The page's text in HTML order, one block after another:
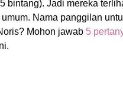
bintang). Jadi mereka
Nama panggilan
Mohon jawab 5